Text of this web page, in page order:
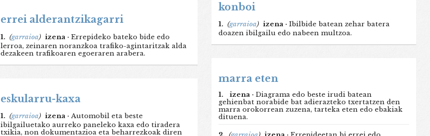
errei alderantzikagarri
1. (garraioa) izena · Errepideko bateko bide edo
lerroa, zeinaren noranzkoa trafiko-agintaritzak alda
dezakeen trafikoaren egoeraren arabera.
eskularru-kaxa
1. (garraioa) izena · Automobil eta beste
ibilgailuetako aurreko paneleko kaxa edo tiradera
txikia, non dokumentazioa eta beharrezkoak diren
konboi
1. (garraioa) izena · Ibilbide batean zehar batera
doazen ibilgailu edo nabeen multzoa.
marra eten
1. izena · Diagrama edo beste irudi batean
gehienbat norabide bat adierazteko txertatzen den
marra orokorrean zuzena, tarteka eten edo ebakiak
dituena.